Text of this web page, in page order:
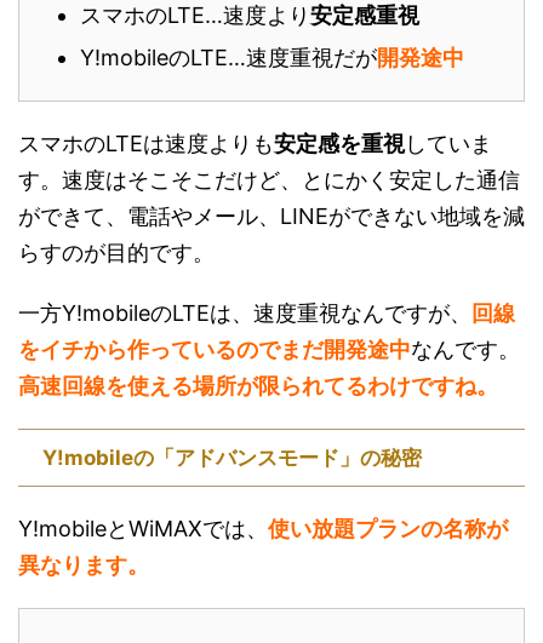
スマホのLTE…速度より安定感重視
Y!mobileのLTE…速度重視だが開発途中
スマホのLTEは速度よりも安定感を重視していま
す。速度はそこそこだけど、とにかく安定した通信
ができて、電話やメール、LINEができない地域を減
らすのが目的です。
一方Y!mobileのLTEは、速度重視なんですが、 回線
をイチから作っているのでまだ開発途中なんです。
高速回線を使える場所が限られてるわけですね。
Y!mobileの「アドバンスモード」の秘密
Y!mobileとWiMAXでは、 使い放題プランの名称が
異なります。